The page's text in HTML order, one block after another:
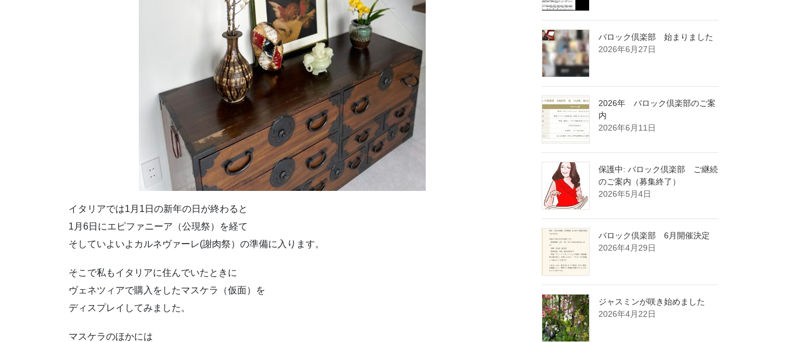
イタリアでは1月1日の新年の日が終わると
1月6日にエピファニーア（公現祭）を経て
そしていよいよカルネヴァーレ(謝肉祭）の準備に入ります。
そこで私もイタリアに住んでいたときに
ヴェネツィアで購入をしたマスケラ（仮面）を
ディスプレイしてみました。
マスケラのほかには
バロック倶楽部 始まりました
2026年6月27日
2026年 バロック倶楽部のご案
内
2026年6月11日
保護中: バロック倶楽部 ご継続
のご案内（募集終了）
2026年5月4日
バロック倶楽部 6月開催決定
2026年4月29日
ジャスミンが咲き始めました
2026年4月22日